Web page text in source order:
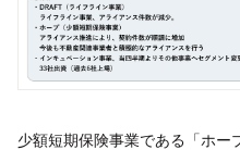
少額短期保険事業である「ホー